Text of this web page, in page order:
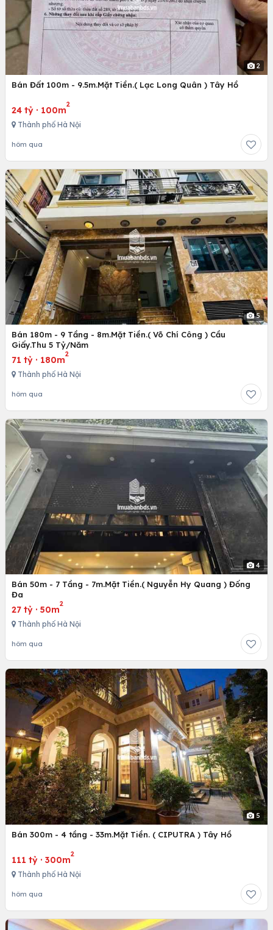
2
Bán Đất 100m - 9.5m.Mặt Tiền.( Lạc Long Quân ) Tây Hồ
24 tỷ · 100m
2
Thành phố Hà Nội
hôm qua
5
Bán 180m - 9 Tầng - 8m.Mặt Tiền.( Võ Chí Công ) Cầu
Giấy.Thu 5 Tỷ/Năm
71 tỷ · 180m
2
Thành phố Hà Nội
hôm qua
4
Bán 50m - 7 Tầng - 7m.Mặt Tiền.( Nguyễn Hy Quang ) Đống
Đa
27 tỷ · 50m
2
Thành phố Hà Nội
hôm qua
5
Bán 300m - 4 tầng - 33m.Mặt Tiền. ( CIPUTRA ) Tây Hồ
111 tỷ · 300m
2
Thành phố Hà Nội
hôm qua